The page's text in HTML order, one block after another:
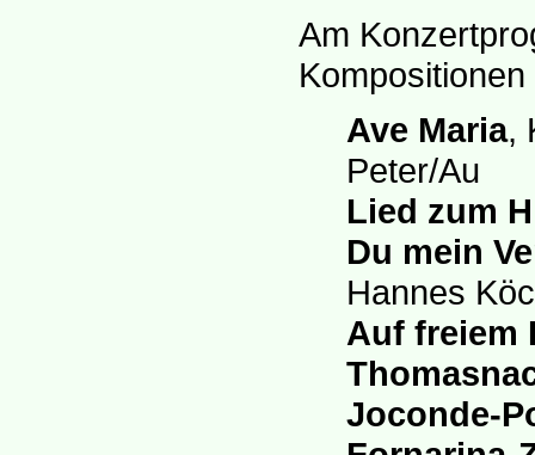
Am
Ave Maria,
Peter/Au
Lied zum
Du mein
Hannes
Auf freiem
Joconde-